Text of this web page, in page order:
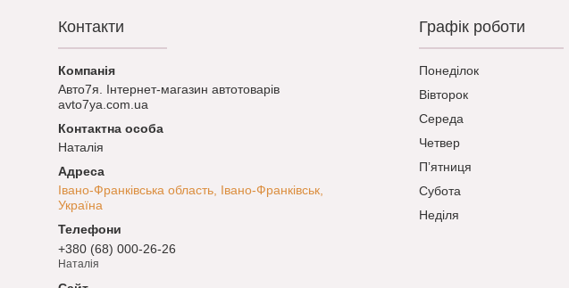
Контакти
Авто7я. Інтернет-магазин автотоварів
avto7ya.com.ua
Наталія
Івано-Франківська область, Івано-Франківськ,
Україна
+380 (68) 000-26-26
Наталія
Графік роботи
Понеділок
Вівторок
Середа
Четвер
Пʼятниця
Субота
Неділя